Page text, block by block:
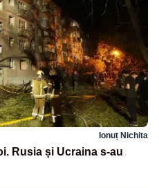
Ionuț Nichita
Rusia și Ucraina s-au